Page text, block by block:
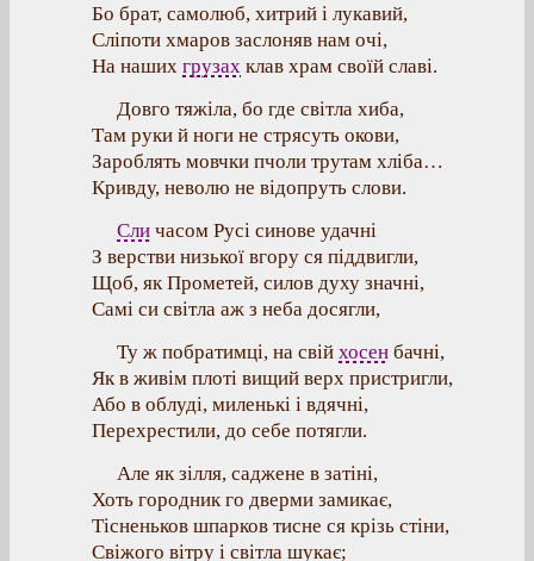
Бо брат, самолюб, хитрий і лукавий,
Сліпоти хмаров заслоняв нам очі,
На наших грузах клав храм своїй славі.
Довго тяжіла, бо где світла хиба,
Там руки й ноги не стрясуть окови,
Зароблять мовчки пчоли трутам хліба…
Кривду, неволю не відопруть слови.
Сли часом Русі синове удачні
З верстви низької вгору ся піддвигли,
Щоб, як Прометей, силов духу значні,
Самі си світла аж з неба досягли,
Ту ж побратимці, на свій хосен бачні,
Як в живім плоті вищий верх пристригли,
Або в облуді, миленькі і вдячні,
Перехрестили, до себе потягли.
Але як зілля, саджене в затіні,
Хоть городник го дверми замикає,
Тісненьков шпарков тисне ся крізь стіни,
Свіжого вітру і світла шукає;